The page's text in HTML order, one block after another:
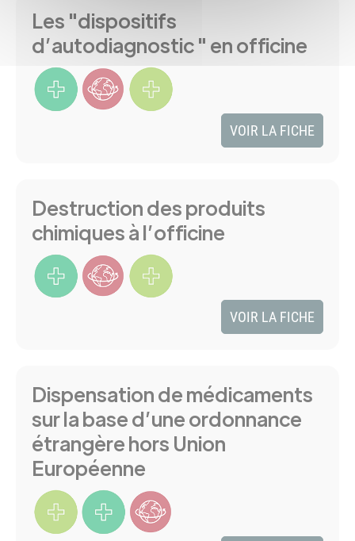
Les "dispositifs
d’autodiagnostic " en officine
VOIR LA FICHE
Destruction des produits
chimiques à l’officine
VOIR LA FICHE
Dispensation de médicaments
sur la base d’une ordonnance
étrangère hors Union
Européenne